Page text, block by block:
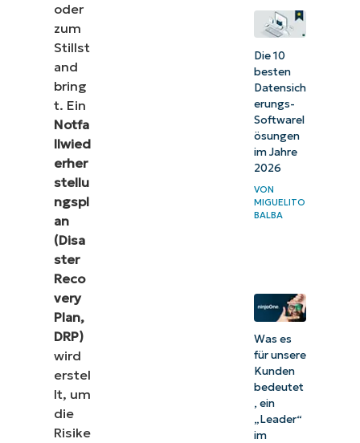
oder
zum
Stillst
and
bring
t. Ein
Notfa
llwied
erher
stellu
ngspl
an
(Disa
ster
Reco
very
Plan,
DRP)
wird
erstel
lt, um
die
Risike
Die 10
besten
Datensich
erungs-
Softwarel
ösungen
im Jahre
2026
VON
MIGUELITO
BALBA
Was es
für unsere
Kunden
bedeutet
, ein
„Leader“
im